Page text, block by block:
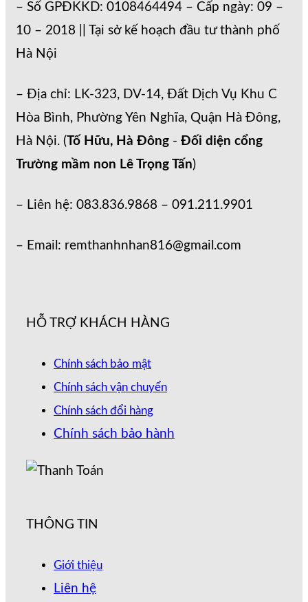
– Số GPĐKKD: 0108464494 – Cấp ngày: 09 –
10 – 2018 || Tại sở kế hoạch đầu tư thành phố
Hà Nội
– Địa chỉ: LK-323, DV-14, Đất Dịch Vụ Khu C
Hòa Bình, Phường Yên Nghĩa, Quận Hà Đông,
Hà Nội. ( Tố Hữu, Hà Đông - Đối diện cổng
Trường mầm non Lê Trọng Tấn)
– Liên hệ: 083.836.9868 – 091.211.9901
– Email: remthanhnhan816@gmail.com
HỖ TRỢ KHÁCH HÀNG
Chính sách bảo mật
Chính sách vận chuyển
Chính sách đổi hàng
Chính sách bảo hành
THÔNG TIN
Giới thiệu
Liên hệ